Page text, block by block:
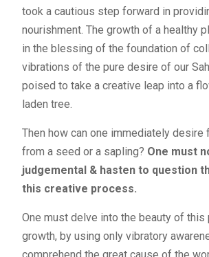
took a cautious step forward in
nourishment. The growth of a healthy
in the blessing of the foundation of
vibrations of the pure desire of our
poised to take a creative leap into a
laden tree.
Then how can one immediately
from a seed or a sapling? One must
judgemental & hasten to question
this creative process.
One must delve into the beauty of
growth, by using only vibratory